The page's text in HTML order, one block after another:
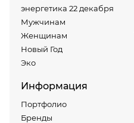
энергетика 22 декабря
Мужчинам
Женщинам
Новый Год
Эко
Информация
Портфолио
Бренды